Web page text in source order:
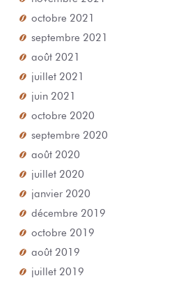
octobre 2021
septembre 2021
août 2021
juillet 2021
juin 2021
octobre 2020
septembre 2020
août 2020
juillet 2020
janvier 2020
décembre 2019
octobre 2019
août 2019
juillet 2019